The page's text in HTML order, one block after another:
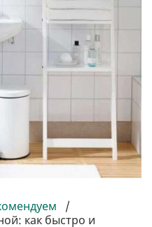
/
как быстро и